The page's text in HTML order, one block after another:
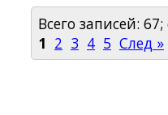
Всего записей:
1 2 3 4 5 След »